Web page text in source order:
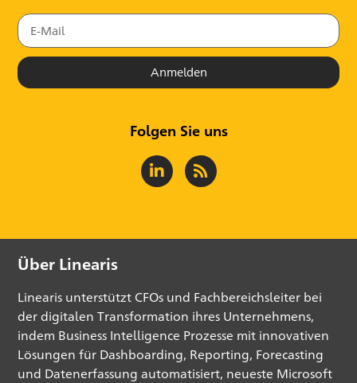
Anmelden
Folgen Sie uns
Über Linearis
Linearis unterstützt CFOs und Fachbereichsleiter bei
der digitalen Transformation ihres Unternehmens,
indem Business Intelligence Prozesse mit innovativen
Lösungen für Dashboarding, Reporting, Forecasting
und Datenerfassung automatisiert, neueste Microsoft